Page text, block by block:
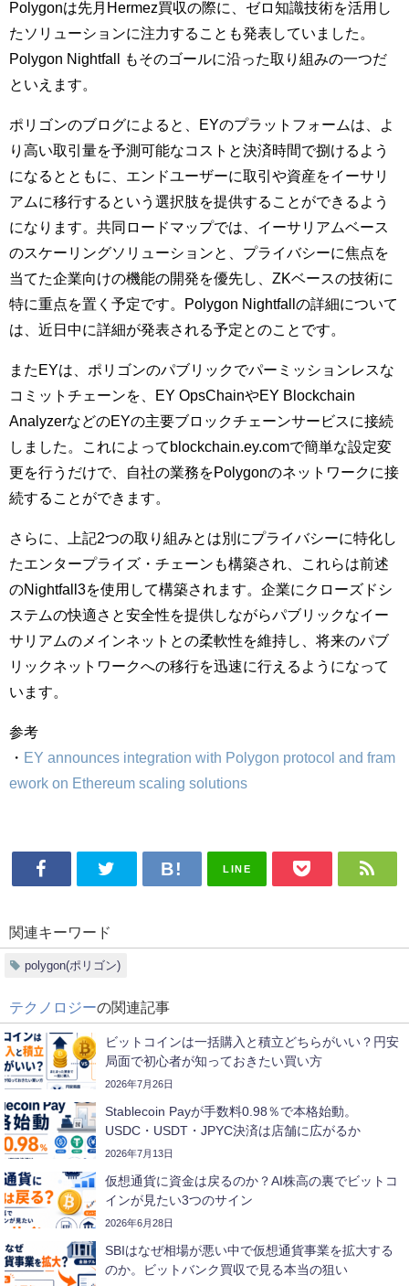
Polygonは先月Hermez買収の際に、ゼロ知識技術を活用し
たソリューションに注力することも発表していました。
Polygon Nightfall もそのゴールに沿った取り組みの一つだ
といえます。
ポリゴンのブログによると、EYのプラットフォームは、よ
り高い取引量を予測可能なコストと決済時間で捌けるよう
になるとともに、エンドユーザーに取引や資産をイーサリ
アムに移行するという選択肢を提供することができるよう
になります。共同ロードマップでは、イーサリアムベース
のスケーリングソリューションと、プライバシーに焦点を
当てた企業向けの機能の開発を優先し、ZKベースの技術に
特に重点を置く予定です。Polygon Nightfallの詳細について
は、近日中に詳細が発表される予定とのことです。
またEYは、ポリゴンのパブリックでパーミッションレスな
コミットチェーンを、EY OpsChainやEY Blockchain
AnalyzerなどのEYの主要ブロックチェーンサービスに接続
しました。これによってblockchain.ey.comで簡単な設定変
更を行うだけで、自社の業務をPolygonのネットワークに接
続することができます。
さらに、上記2つの取り組みとは別にプライバシーに特化し
たエンタープライズ・チェーンも構築され、これらは前述
のNightfall3を使用して構築されます。企業にクローズドシ
ステムの快適さと安全性を提供しながらパブリックなイー
サリアムのメインネットとの柔軟性を維持し、将来のパブ
リックネットワークへの移行を迅速に行えるようになって
います。
参考
・ EY announces integration with Polygon protocol and fram
ework on Ethereum scaling solutions
LINE
関連キーワード
polygon(ポリゴン)
テクノロジーの関連記事
ビットコインは一括購入と積立どちらがいい？円安
局面で初心者が知っておきたい買い方
2026年7月26日
Stablecoin Payが手数料0.98％で本格始動。
USDC・USDT・JPYC決済は店舗に広がるか
2026年7月13日
仮想通貨に資金は戻るのか？AI株高の裏でビットコ
インが見たい3つのサイン
2026年6月28日
SBIはなぜ相場が悪い中で仮想通貨事業を拡大する
のか。ビットバンク買収で見る本当の狙い